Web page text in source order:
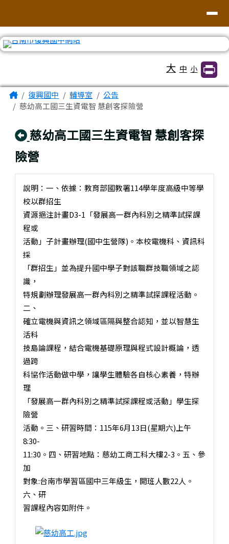
大 中 小
主內容區域
Home復興國中 輔導室
公告
慈幼高工國三生資電智 慧創客探險營
回上頁
慈幼高工國三生資電智 慧創客探
險營
說明：一、依據：教育部國教署114學年度高級中等學
校以群招生
資源挹注計畫D3-1「發展高一群內科別之精準試探課
程或
活動」子計畫辦理(國中生營隊)。本校電機科、資訊科
採
「群招生」並為提升國中學子對該職群技職領域之認
識，
特規劃辦理發展高一群內科別之精準試探課程活動。
二、
確立電機與資訊之領域區隔與整合認知，並以智慧生
活科
技島論課程，結合電機基礎原理與程式設計概論，透
過跨
科協作活動做中學，讓學生體驗各自核心素養，特辦
理
「發展高一群內科別之精準試探課程或活動」學生探
險營
活動。三、研習時間：115年6月13日(星期六)上午
8:30-
11:30。四、研習地點：慈幼工商工科大樓2-3。五、參
加
對象:台南市學習區國中三年級生，開班人數22人。
六、研
習課程內容如附件。
頁尾區域